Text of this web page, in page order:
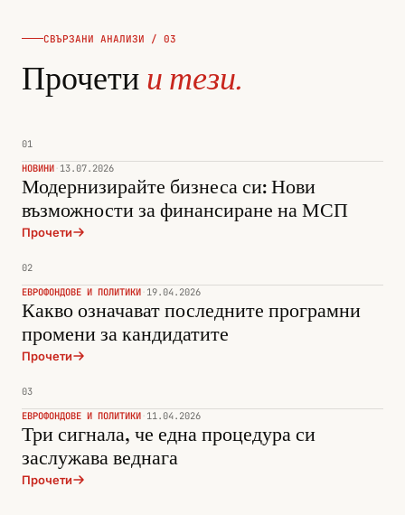
СВЪРЗАНИ АНАЛИЗИ / 03
Прочети и тези.
01
НОВИНИ · 13.07.2026
Модернизирайте бизнеса си: Нови
възможности за финансиране на МСП
Прочети
02
ЕВРОФОНДОВЕ И ПОЛИТИКИ · 19.04.2026
Какво означават последните програмни
промени за кандидатите
Прочети
03
ЕВРОФОНДОВЕ И ПОЛИТИКИ · 11.04.2026
Три сигнала, че една процедура си
заслужава веднага
Прочети